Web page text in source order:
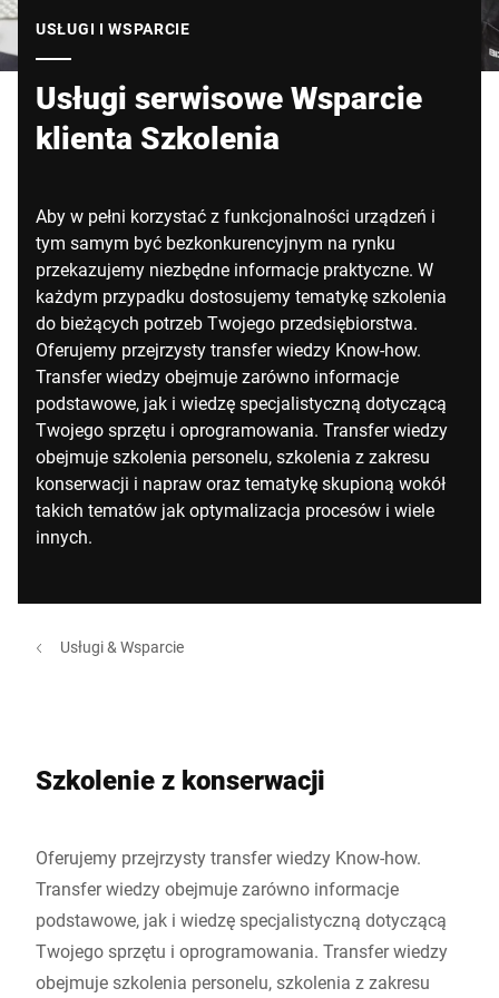
USŁUGI I WSPARCIE
Usługi serwisowe Wsparcie
klienta Szkolenia
Aby w pełni korzystać z funkcjonalności urządzeń i
tym samym być bezkonkurencyjnym na rynku
przekazujemy niezbędne informacje praktyczne. W
każdym przypadku dostosujemy tematykę szkolenia
do bieżących potrzeb Twojego przedsiębiorstwa.
Oferujemy przejrzysty transfer wiedzy Know-how.
Transfer wiedzy obejmuje zarówno informacje
podstawowe, jak i wiedzę specjalistyczną dotyczącą
Twojego sprzętu i oprogramowania. Transfer wiedzy
obejmuje szkolenia personelu, szkolenia z zakresu
konserwacji i napraw oraz tematykę skupioną wokół
takich tematów jak optymalizacja procesów i wiele
innych.
Usługi & Wsparcie
Szkolenie z konserwacji
Oferujemy przejrzysty transfer wiedzy Know-how.
Transfer wiedzy obejmuje zarówno informacje
podstawowe, jak i wiedzę specjalistyczną dotyczącą
Twojego sprzętu i oprogramowania. Transfer wiedzy
obejmuje szkolenia personelu, szkolenia z zakresu